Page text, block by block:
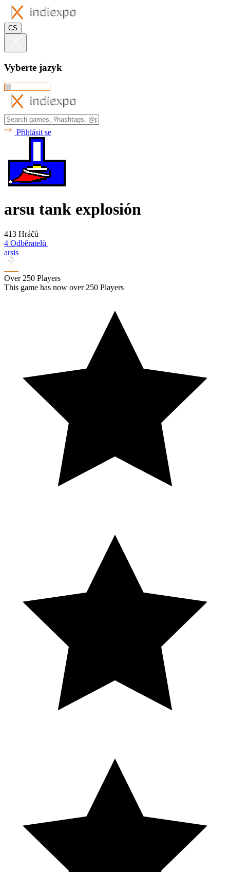
CS
Vyberte jazyk
Přihlásit se
arsu tank explosión
413 Hráčů
4 Odběratelů
arsis
Over 250 Players
This game has now over 250 Players